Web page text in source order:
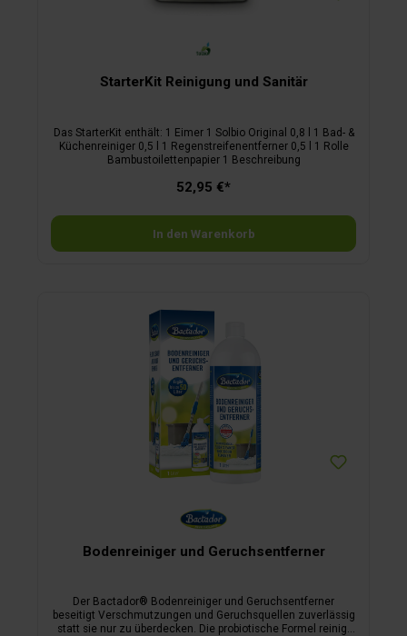
StarterKit Reinigung und Sanitär
Das StarterKit enthält: 1 Eimer 1 Solbio Original 0,8 l 1 Bad- &
Küchenreiniger 0,5 l 1 Regenstreifenentferner 0,5 l 1 Rolle
Bambustoilettenpapier 1 Beschreibung
52,95 €*
In den Warenkorb
Bodenreiniger und Geruchsentferner
Der Bactador® Bodenreiniger und Geruchsentferner
beseitigt Verschmutzungen und Geruchsquellen zuverlässig
statt sie nur zu überdecken. Die probiotische Formel reinigt